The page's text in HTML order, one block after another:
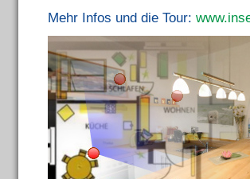
Mehr Infos und die Tour: